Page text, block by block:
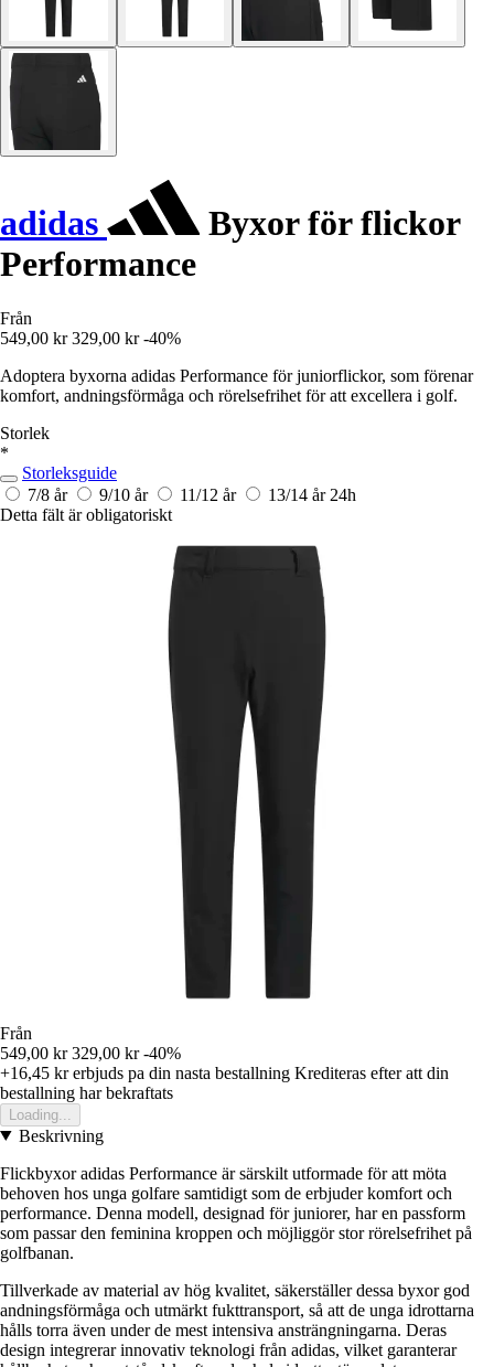
adidas
Byxor för flickor
Performance
Från
549,00 kr 329,00 kr -40%
Adoptera byxorna adidas Performance för juniorflickor, som förenar
komfort, andningsförmåga och rörelsefrihet för att excellera i golf.
Storlek
*
Storleksguide
7/8 år
9/10 år 11/12 år 13/14 år 24h
Detta fält är obligatoriskt
Från
549,00 kr 329,00 kr -40%
+16,45 krerbjuds pa din nasta bestallning Krediteras efter att din
bestallning har bekraftats
Loading...
Beskrivning
Flickbyxor adidas Performance är särskilt utformade för att möta
behoven hos unga golfare samtidigt som de erbjuder komfort och
performance. Denna modell, designad för juniorer, har en passform
som passar den feminina kroppen och möjliggör stor rörelsefrihet på
golfbanan.
Tillverkade av material av hög kvalitet, säkerställer dessa byxor god
andningsförmåga och utmärkt fukttransport, så att de unga idrottarna
hålls torra även under de mest intensiva ansträngningarna. Deras
design integrerar innovativ teknologi från adidas, vilket garanterar